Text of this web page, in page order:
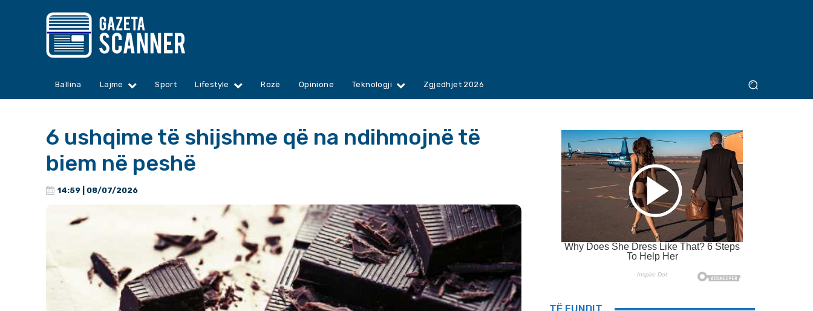
Ballina Lajme Sport Lifestyle Rozë Opinione Teknologji Zgjedhjet 2026
6 ushqime të shijshme që na ndihmojnë të
biem në peshë
14:59 | 08/07/2026